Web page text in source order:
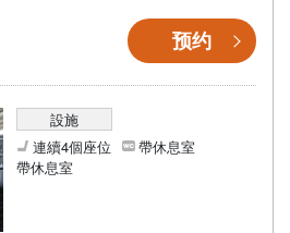
预约
設施
連續4個座位
帶休息室
帶休息室